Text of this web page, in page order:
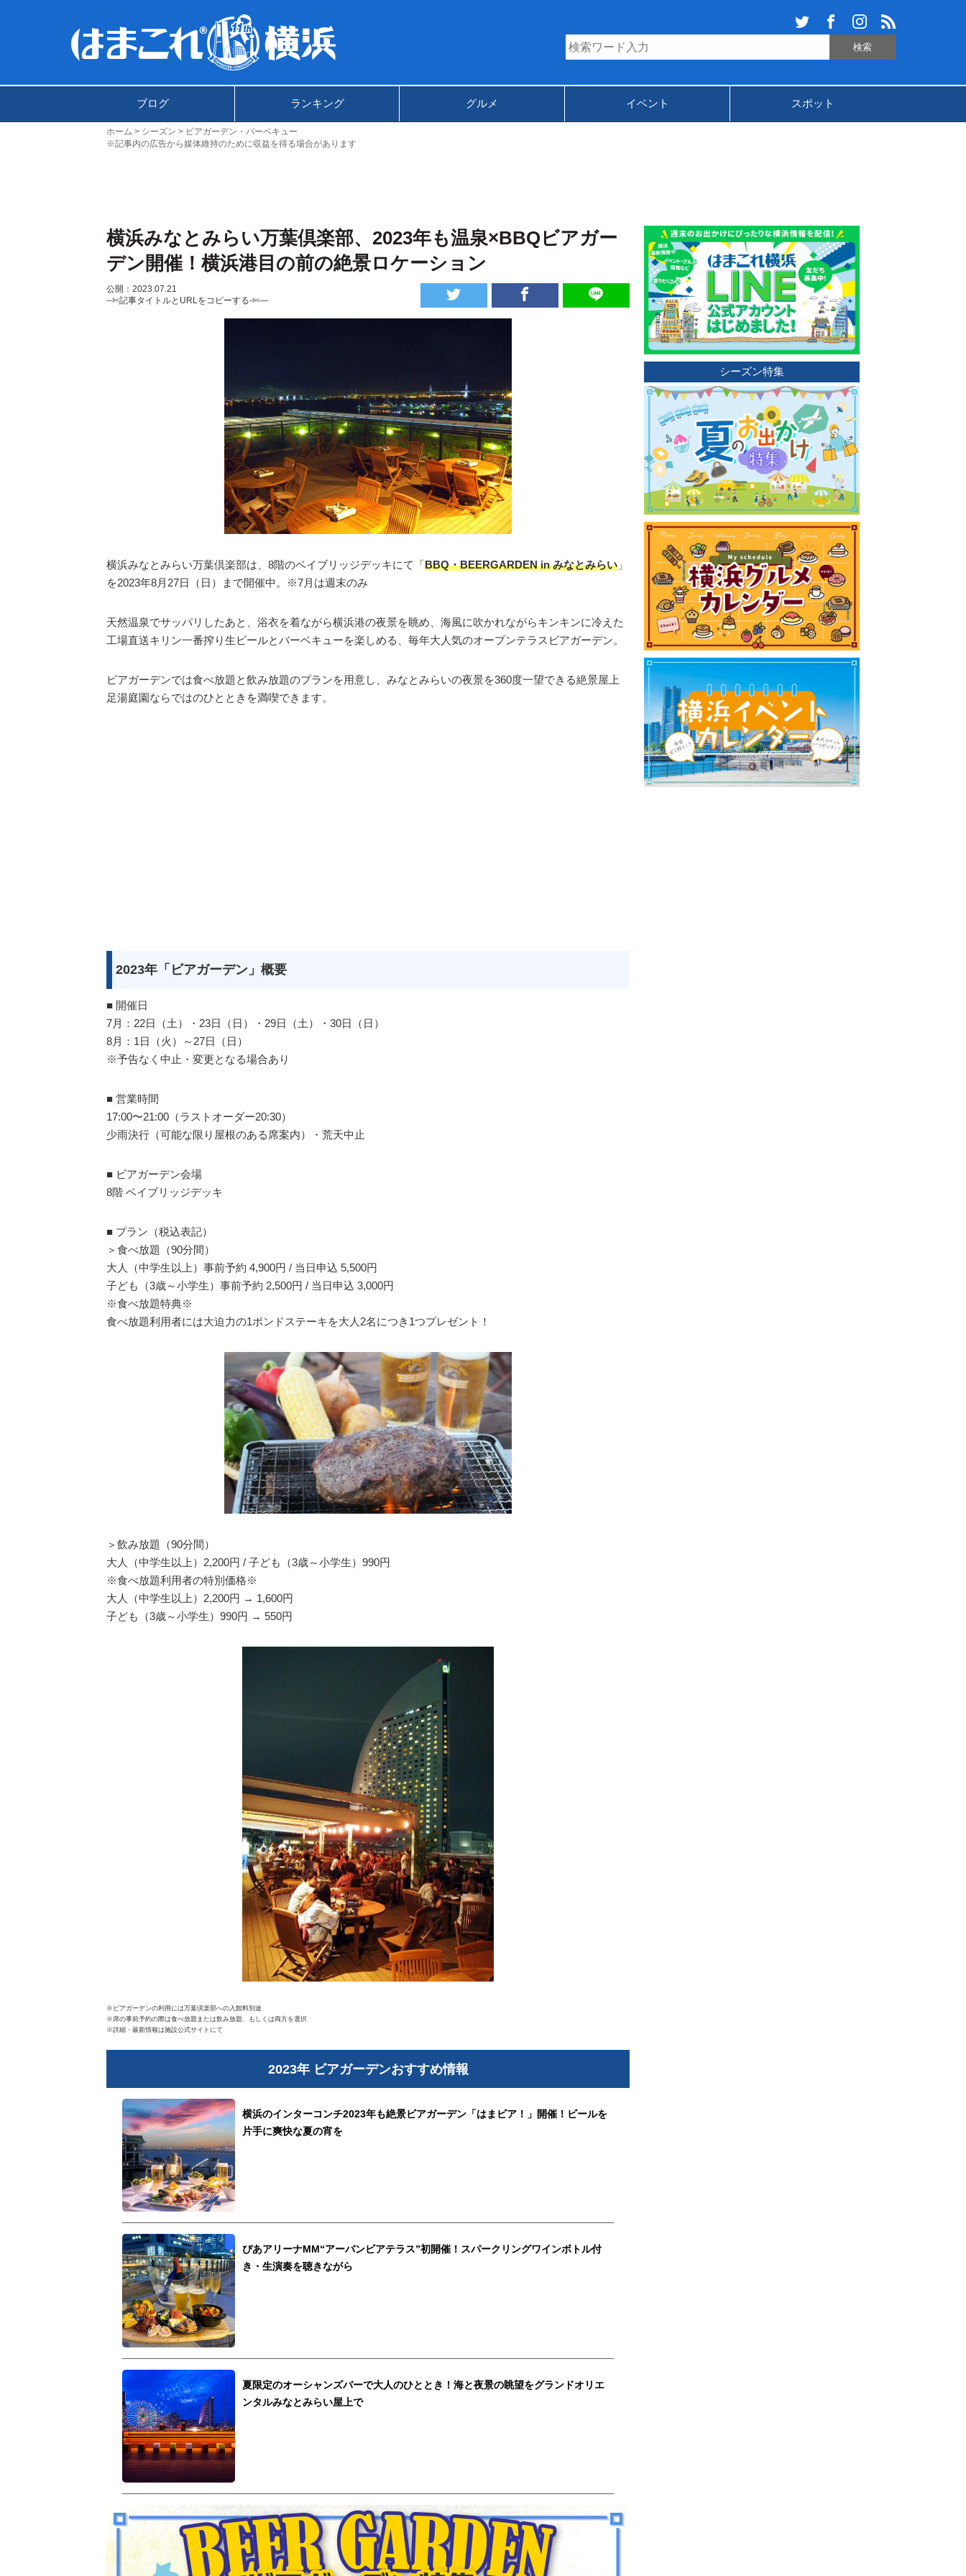
ブログ ランキング グルメ イベント スポット
ホーム シーズン
ビアガーデン・バーベキュー
※記事内の広告から媒体維持のために収益を得る場合があります
横浜みなとみらい万葉倶楽部、2023年も温泉×BBQビアガー
デン開催！横浜港目の前の絶景ロケーション
公開：2023.07.21
--✄記事タイトルとURLをコピーする-✄—
横浜みなとみらい万葉倶楽部は、8階のベイブリッジデッキにて「BBQ・BEERGARDEN in みなとみらい 」
を2023年8月27日（日）まで開催中。※7月は週末のみ
天然温泉でサッパリしたあと、浴衣を着ながら横浜港の夜景を眺め、海風に吹かれながらキンキンに冷えた
工場直送キリン一番搾り生ビールとバーベキューを楽しめる、毎年大人気のオープンテラスビアガーデン。
ビアガーデンでは食べ放題と飲み放題のプランを用意し、みなとみらいの夜景を360度一望できる絶景屋上
足湯庭園ならではのひとときを満喫できます。
2023年「ビアガーデン」概要
■ 開催日
7月：22日（土）・23日（日）・29日（土）・30日（日）
8月：1日（火）～27日（日）
※予告なく中止・変更となる場合あり
■ 営業時間
17:00〜21:00（ラストオーダー20:30）
少雨決行（可能な限り屋根のある席案内）・荒天中止
■ ビアガーデン会場
8階 ベイブリッジデッキ
■ プラン（税込表記）
＞食べ放題（90分間）
大人（中学生以上）事前予約 4,900円 / 当日申込 5,500円
子ども（3歳～小学生）事前予約 2,500円 / 当日申込 3,000円
※食べ放題特典※
食べ放題利用者には大迫力の1ポンドステーキを大人2名につき1つプレゼント！
＞飲み放題（90分間）
大人（中学生以上）2,200円 / 子ども（3歳～小学生）990円
※食べ放題利用者の特別価格※
大人（中学生以上）2,200円 → 1,600円
子ども（3歳～小学生）990円 → 550円
※ビアガーデンの利用には万葉倶楽部への入館料別途
※席の事前予約の際は食べ放題または飲み放題、もしくは両方を選択
※詳細・最新情報は施設公式サイトにて
2023年 ビアガーデンおすすめ情報
横浜のインターコンチ2023年も絶景ビアガーデン「はまビア！」開催！ビールを
片手に爽快な夏の宵を
ぴあアリーナMM“アーバンビアテラス”初開催！スパークリングワインボトル付
き・生演奏を聴きながら
夏限定のオーシャンズバーで大人のひととき！海と夜景の眺望をグランドオリエ
ンタルみなとみらい屋上で
シーズン特集